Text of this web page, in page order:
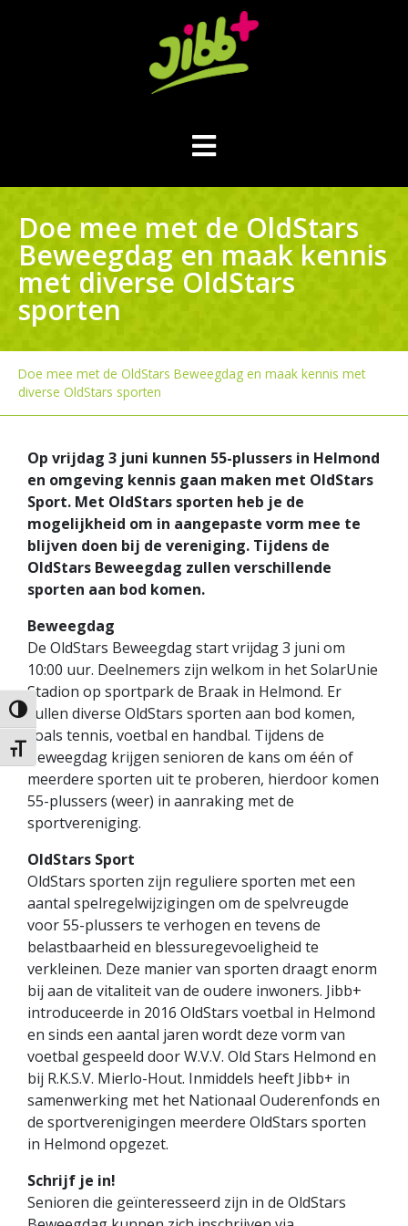
Keuze voor hoog contrast
Kies grootte van het lettertype
Doe mee met de OldStars
Beweegdag en maak kennis
met diverse OldStars
sporten
Doe mee met de OldStars Beweegdag en maak kennis met
diverse OldStars sporten
Op vrijdag 3 juni kunnen 55-plussers in Helmond
en omgeving kennis gaan maken met OldStars
Sport. Met OldStars sporten heb je de
mogelijkheid om in aangepaste vorm mee te
blijven doen bij de vereniging. Tijdens de
OldStars Beweegdag zullen verschillende
sporten aan bod komen.
Beweegdag
De OldStars Beweegdag start vrijdag 3 juni om
10:00 uur. Deelnemers zijn welkom in het SolarUnie
Stadion op sportpark de Braak in Helmond. Er
zullen diverse OldStars sporten aan bod komen,
zoals tennis, voetbal en handbal. Tijdens de
Beweegdag krijgen senioren de kans om één of
meerdere sporten uit te proberen, hierdoor komen
55-plussers (weer) in aanraking met de
sportvereniging.
OldStars Sport
OldStars sporten zijn reguliere sporten met een
aantal spelregelwijzigingen om de spelvreugde
voor 55-plussers te verhogen en tevens de
belastbaarheid en blessuregevoeligheid te
verkleinen. Deze manier van sporten draagt enorm
bij aan de vitaliteit van de oudere inwoners. Jibb+
introduceerde in 2016 OldStars voetbal in Helmond
en sinds een aantal jaren wordt deze vorm van
voetbal gespeeld door W.V.V. Old Stars Helmond en
bij R.K.S.V. Mierlo-Hout. Inmiddels heeft Jibb+ in
samenwerking met het Nationaal Ouderenfonds en
de sportverenigingen meerdere OldStars sporten
in Helmond opgezet.
Schrijf je in!
Senioren die geïnteresseerd zijn in de OldStars